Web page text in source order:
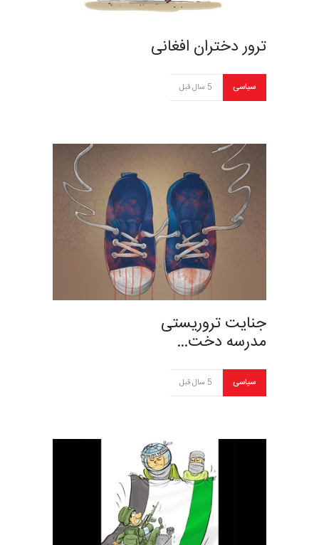
ترور دختران افغانی
سیاسی 5 سال قبل
جنایت تروریستی
مدرسه دخت…
سیاسی 5 سال قبل